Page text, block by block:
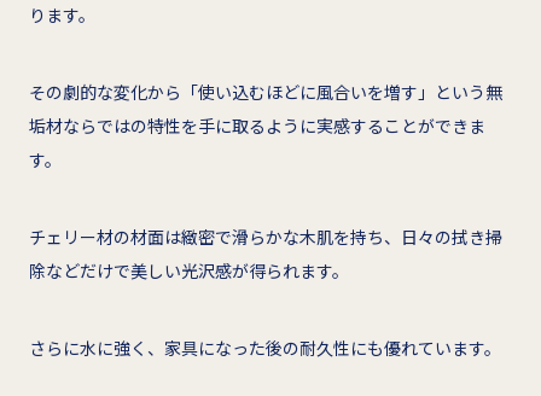
ります。
その劇的な変化から「使い込むほどに風合いを増す」という無
垢材ならではの特性を手に取るように実感することができま
す。
チェリー材の材面は緻密で滑らかな木肌を持ち、日々の拭き掃
除などだけで美しい光沢感が得られます。
さらに水に強く、家具になった後の耐久性にも優れています。